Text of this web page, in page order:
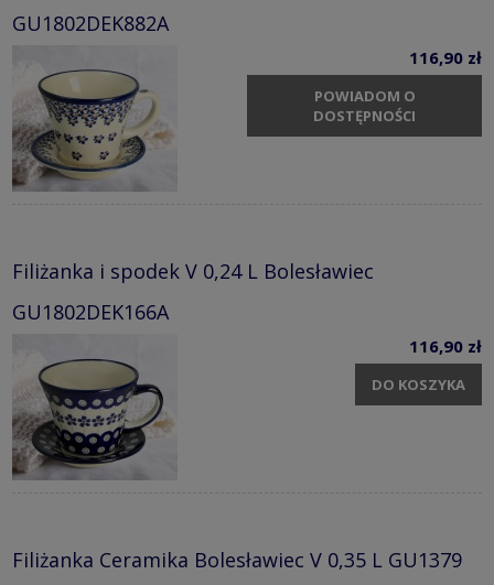
GU1802DEK882A
116,90 zł
POWIADOM O
DOSTĘPNOŚCI
Filiżanka i spodek V 0,24 L Bolesławiec
GU1802DEK166A
116,90 zł
DO KOSZYKA
Filiżanka Ceramika Bolesławiec V 0,35 L GU1379